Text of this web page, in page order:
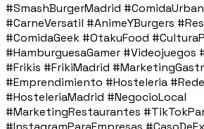
#SmashBurgerMadrid
#CarneVersatil #AnimeYBurgers
#ComidaGeek #OtakuFood
#HamburguesaGamer #Videojuegos
#Frikis #FrikiMadrid
#Emprendimiento #Hosteleria
#HosteleriaMadrid #NegocioLocal
#MarketingRestaurantes